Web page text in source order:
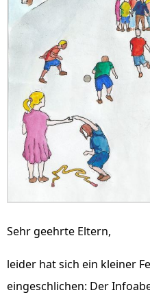
Sehr geehrte Eltern,
leider hat sich ein kleiner
eingeschlichen: Der